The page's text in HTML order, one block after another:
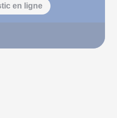
en ligne